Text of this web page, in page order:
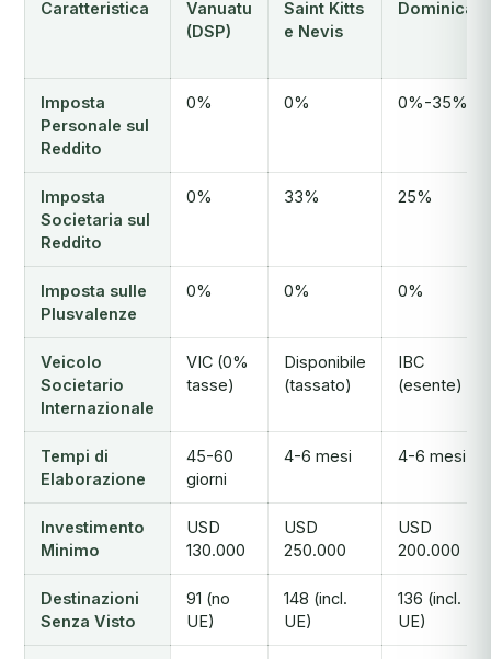
Caratteristica
Vanuatu
(DSP)
Saint Kitts
e Nevis
Dominica
Imposta
Personale sul
Reddito
0% 0% 0%-35%
Imposta
Societaria sul
Reddito
0% 33% 25%
Imposta sulle
Plusvalenze
0% 0% 0%
Veicolo
Societario
Internazionale
VIC (0%
tasse)
Disponibile
(tassato)
IBC
(esente)
Tempi di
Elaborazione
45-60
giorni
4-6 mesi 4-6 mesi
Investimento
Minimo
USD
130.000
USD
250.000
USD
200.000
Destinazioni
Senza Visto
91 (no
UE)
148 (incl.
UE)
136 (incl.
UE)